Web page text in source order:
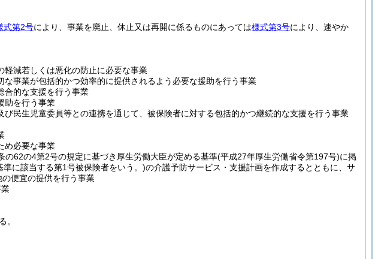
式第2号により、事業を廃止、休止又は再開に係るものにあっては様式第3号により、速やか
減若しくは悪化の防止に必要な事業
な事業が包括的かつ効率的に提供されるよう必要な援助を行う事業
合的な支援を行う事業
助を行う事業
民生児童委員等との連携を通じて、被保険者に対する包括的かつ継続的な支援を行う事業
め必要な事業
の62の4第2号の規定に基づき厚生労働大臣が定める基準(平成27年厚生労働省令第197号)に掲
に該当する第1号被保険者をいう。)の介護予防サービス・支援計画を作成するとともに、サ
便宜の提供を行う事業
。